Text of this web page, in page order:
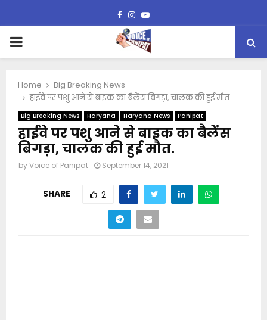
Facebook
Instagram
Youtube
PRIMARY
Home
Big Breaking News
हाईवे पर पशु आने से बाइक का बैलेंस बिगड़ा, चालक की हुई मौत.
Big Breaking News Haryana Haryana News Panipat
हाईवे पर पशु आने से बाइक का बैलेंस
बिगड़ा, चालक की हुई मौत.
byVoice of Panipat September 14, 2021
SHARE 2